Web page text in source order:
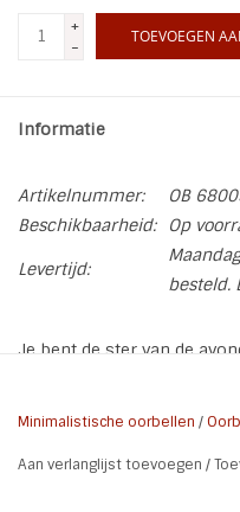
+
-
TOEVOEGEN
Informatie
Artikelnummer:
OB
Beschikbaarheid:
Op
Levertijd:
besteld.
Je bent de ster van de
* Lengte oorbel: 8 cm
Minimalistische oorbellen /
Aan verlanglijst toevoegen /